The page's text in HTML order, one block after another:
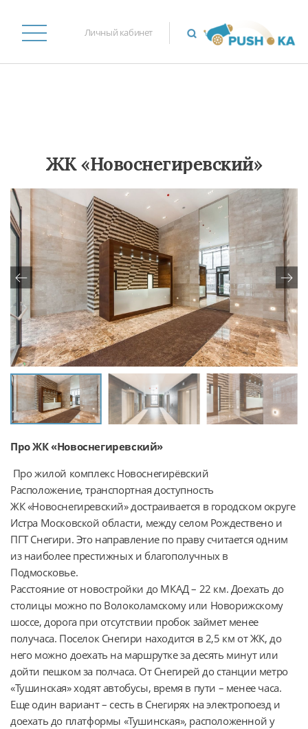
Личный кабинет
Про ЖК «Новоснегиревский»
Расположение, транспортная доступность
ЖК «Новоснегиревский» достраивается в городском округе
Истра Московской области, между селом Рождествено и
ПГТ Снегири. Это направление по праву считается одним
из наиболее престижных и благополучных в
Подмосковье.
Расстояние от новостройки до МКАД – 22 км. Доехать до
столицы можно по Волоколамскому или Новорижскому
шоссе, дорога при отсутствии пробок займет менее
получаса. Поселок Снегири находится в 2,5 км от ЖК, до
него можно доехать на маршрутке за десять минут или
дойти пешком за полчаса. От Снегирей до станции метро
«Тушинская» ходят автобусы, время в пути – менее часа.
Еще один вариант – сесть в Снегирях на электропоезд и
доехать до платформы «Тушинская», расположенной у
ЖК «Новоснегиревский»